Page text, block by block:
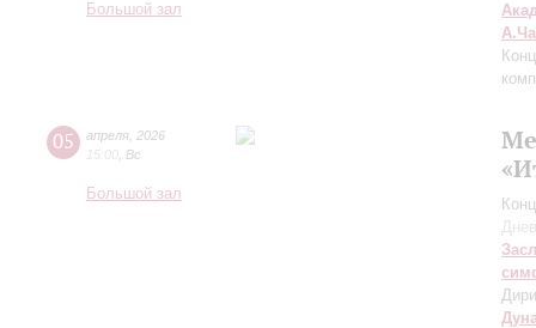
Большой зал
05 апреля 2026
15:00 Вс
Большой зал